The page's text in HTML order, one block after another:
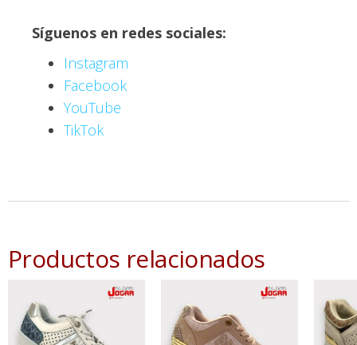
Síguenos en redes sociales:
Instagram
Facebook
YouTube
TikTok
Productos relacionados